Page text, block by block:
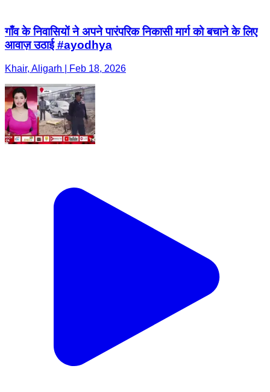
गाँव के निवासियों ने अपने पारंपरिक निकासी मार्ग को बचाने के लिए
आवाज़ उठाई #ayodhya
Khair, Aligarh | Feb 18, 2026